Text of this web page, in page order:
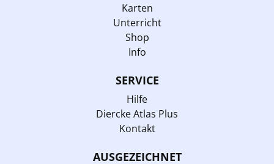
Karten
Unterricht
Shop
Info
SERVICE
Hilfe
Diercke Atlas Plus
Kontakt
AUSGEZEICHNET